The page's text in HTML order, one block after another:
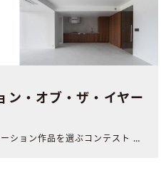
ン・オブ・ザ・イヤー
2025年を代表するリノベーション作品を選ぶコンテスト 「..